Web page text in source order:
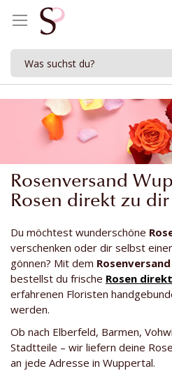
Rosenversand
Rosen direkt zu
Du möchtest wunderschöne
verschenken oder dir selbst
gönnen? Mit dem
bestellst du frische Rosen
erfahrenen Floristen
werden.
Ob nach Elberfeld, Barmen,
Stadtteile – wir liefern deine
an jede Adresse in Wuppertal.